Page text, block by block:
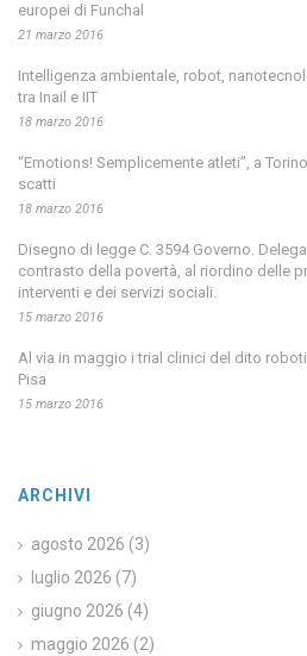
europei di Funchal
21 marzo 2016
Intelligenza ambientale, robot,
tra Inail e IIT
18 marzo 2016
“Emotions! Semplicemente atleti”, a
scatti
18 marzo 2016
Disegno di legge C. 3594 Governo.
contrasto della povertà, al riordino delle
interventi e dei servizi sociali.
15 marzo 2016
Al via in maggio i trial clinici del dito
Pisa
15 marzo 2016
ARCHIVI
agosto 2026 (3)
luglio 2026 (7)
giugno 2026 (4)
maggio 2026 (2)